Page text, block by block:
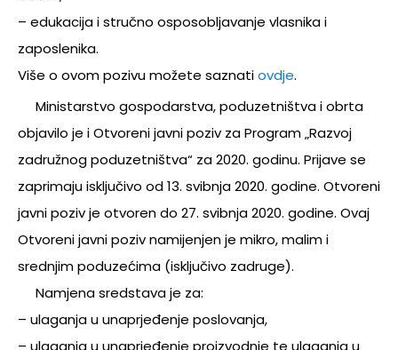
– edukacija i stručno osposobljavanje vlasnika i
zaposlenika.
Više o ovom pozivu možete saznatiovdje.
Ministarstvo gospodarstva, poduzetništva i obrta
objavilo je i Otvoreni javni poziv za Program „Razvoj
zadružnog poduzetništva“ za 2020. godinu. Prijave se
zaprimaju isključivo od 13. svibnja 2020. godine. Otvoreni
javni poziv je otvoren do 27. svibnja 2020. godine. Ovaj
Otvoreni javni poziv namijenjen je mikro, malim i
srednjim poduzećima (isključivo zadruge).
Namjena sredstava je za:
– ulaganja u unaprjeđenje poslovanja,